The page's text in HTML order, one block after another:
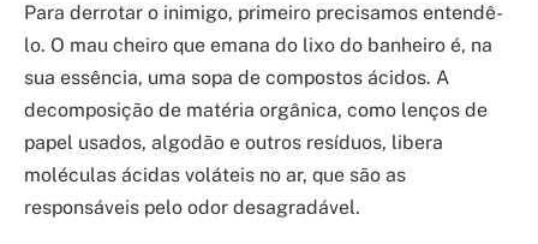
Para derrotar o inimigo, primeiro precisamos entendê-
lo. O mau cheiro que emana do lixo do banheiro é, na
sua essência, uma sopa de compostos ácidos. A
decomposição de matéria orgânica, como lenços de
papel usados, algodão e outros resíduos, libera
moléculas ácidas voláteis no ar, que são as
responsáveis pelo odor desagradável.